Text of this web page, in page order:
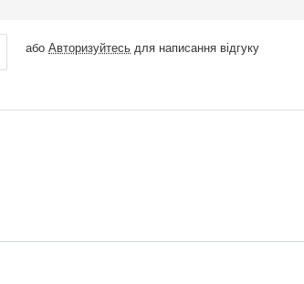
абоАвторизуйтесь для написання відгуку